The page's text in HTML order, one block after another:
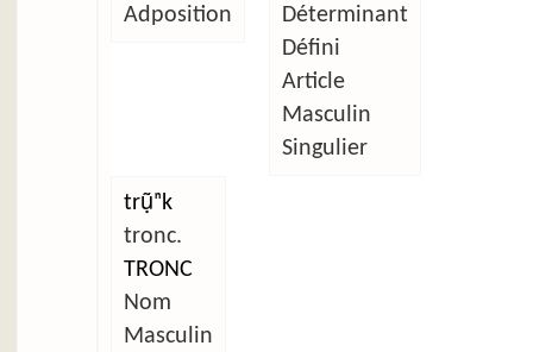
Adposition
Déterminant
Défini
Article
Masculin
Singulier
trụ̃ⁿk
tronc.
TRONC
Nom
Masculin